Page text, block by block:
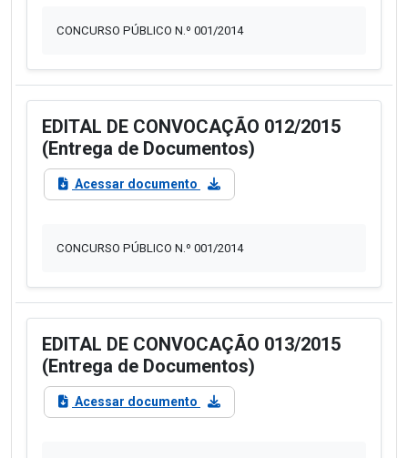
CONCURSO PÚBLICO N.º 001/2014
EDITAL DE CONVOCAÇÃO 012/2015
(Entrega de Documentos)
Acessar documento
CONCURSO PÚBLICO N.º 001/2014
EDITAL DE CONVOCAÇÃO 013/2015
(Entrega de Documentos)
Acessar documento